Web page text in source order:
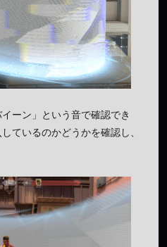
ーン」という音で確認でき
ているのかどうかを確認し、